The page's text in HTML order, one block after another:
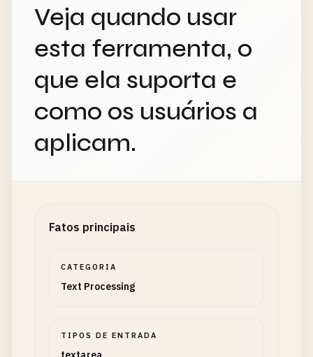
Veja quando usar
esta ferramenta, o
que ela suporta e
como os usuários a
aplicam.
Fatos principais
CATEGORIA
Text Processing
TIPOS DE ENTRADA